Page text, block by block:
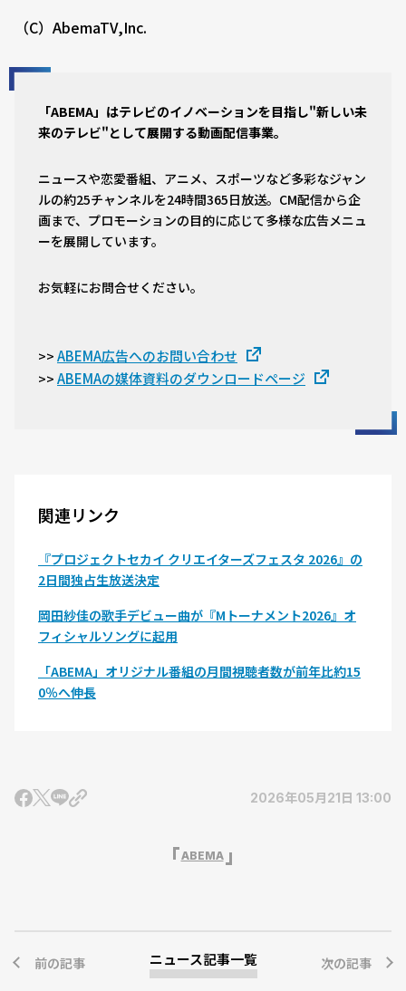
（C）AbemaTV,Inc.
「ABEMA」はテレビのイノベーションを目指し"新しい未
来のテレビ"として展開する動画配信事業。
ニュースや恋愛番組、アニメ、スポーツなど多彩なジャン
ルの約25チャンネルを24時間365日放送。CM配信から企
画まで、プロモーションの目的に応じて多様な広告メニュ
ーを展開しています。
お気軽にお問合せください。
>> ABEMA広告へのお問い合わせ
>> ABEMAの媒体資料のダウンロードページ
関連リンク
『プロジェクトセカイ クリエイターズフェスタ 2026』の
2日間独占生放送決定
岡田紗佳の歌手デビュー曲が『Mトーナメント2026』オ
フィシャルソングに起用
「ABEMA」オリジナル番組の月間視聴者数が前年比約15
0％へ伸長
2026年05月21日 13:00
ABEMA
前の記事 ニュース記事一覧 次の記事